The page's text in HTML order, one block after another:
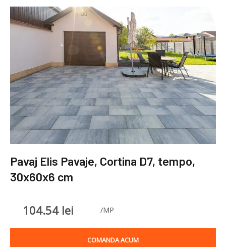
Pavaj Elis Pavaje, Cortina D7, tempo,
30x60x6 cm
104.54 lei /MP
COMANDA ACUM